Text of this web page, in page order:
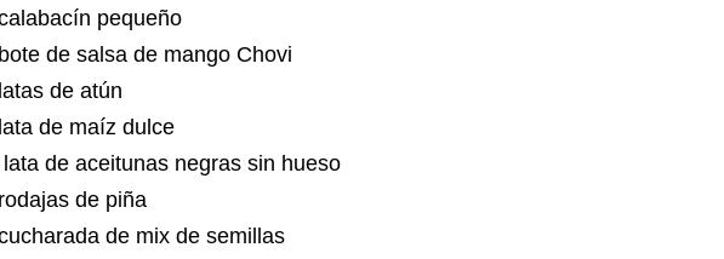
pequeño
de salsa de mango Chovi
de atún
de maíz dulce
de aceitunas negras sin hueso
de piña
de mix de semillas